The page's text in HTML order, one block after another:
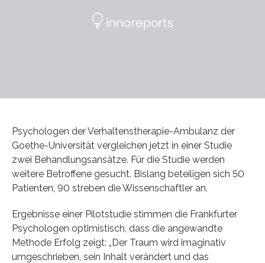
Psychologen der Verhaltenstherapie-Ambulanz der
Goethe-Universität vergleichen jetzt in einer Studie
zwei Behandlungsansätze. Für die Studie werden
weitere Betroffene gesucht. Bislang beteiligen sich 50
Patienten, 90 streben die Wissenschaftler an.
Ergebnisse einer Pilotstudie stimmen die Frankfurter
Psychologen optimistisch, dass die angewandte
Methode Erfolg zeigt: „Der Traum wird imaginativ
umgeschrieben, sein Inhalt verändert und das